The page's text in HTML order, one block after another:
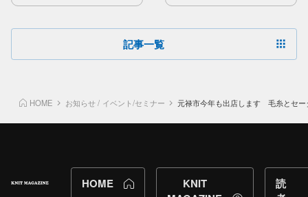
紹介します。
簡潔に​
記事一覧
HOME お知らせ / イベント/セミナー 元禄市今年も出店します 毛糸とセー
HOME
KNIT
読